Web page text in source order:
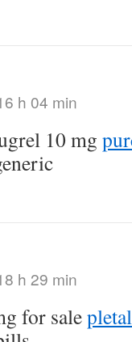
h 04 min
10 mg
h 29 min
for sale